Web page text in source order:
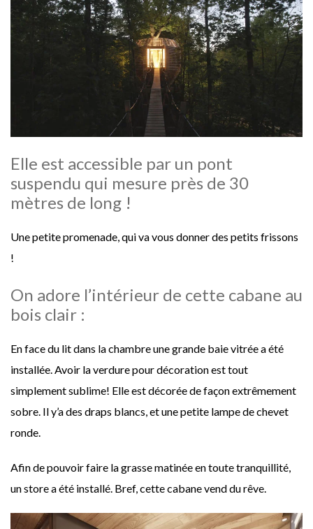
Elle est accessible par un pont
suspendu qui mesure près de 30
mètres de long !
Une petite promenade, qui va vous donner des petits frissons
!
On adore l’intérieur de cette cabane au
bois clair :
En face du lit dans la chambre une grande baie vitrée a été
installée. Avoir la verdure pour décoration est tout
simplement sublime! Elle est décorée de façon extrêmement
sobre. Il y’a des draps blancs, et une petite lampe de chevet
ronde.
Afin de pouvoir faire la grasse matinée en toute tranquillité,
un store a été installé. Bref, cette cabane vend du rêve.